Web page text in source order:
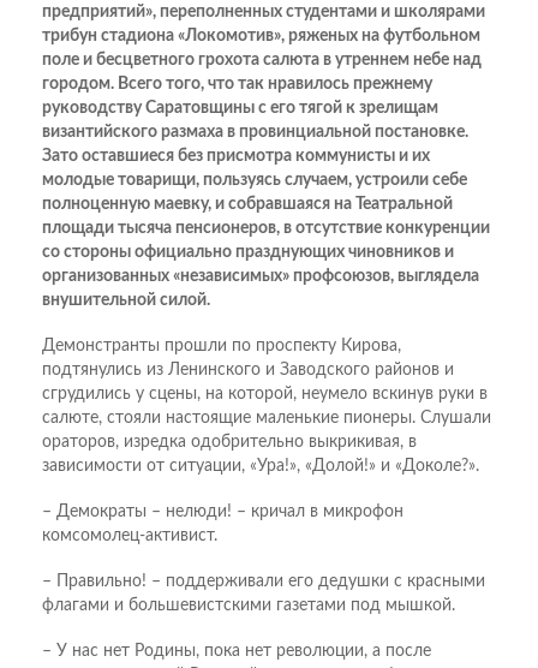
предприятий», переполненных студентами и школярами
трибун стадиона «Локомотив», ряженых на футбольном
поле и бесцветного грохота салюта в утреннем небе над
городом. Всего того, что так нравилось прежнему
руководству Саратовщины с его тягой к зрелищам
византийского размаха в провинциальной постановке.
Зато оставшиеся без присмотра коммунисты и их
молодые товарищи, пользуясь случаем, устроили себе
полноценную маевку, и собравшаяся на Театральной
площади тысяча пенсионеров, в отсутствие конкуренции
со стороны официально празднующих чиновников и
организованных «независимых» профсоюзов, выглядела
внушительной силой.
Демонстранты прошли по проспекту Кирова,
подтянулись из Ленинского и Заводского районов и
сгрудились у сцены, на которой, неумело вскинув руки в
салюте, стояли настоящие маленькие пионеры. Слушали
ораторов, изредка одобрительно выкрикивая, в
зависимости от ситуации, «Ура!», «Долой!» и «Доколе?».
– Демократы – нелюди! – кричал в микрофон
комсомолец-активист.
– Правильно! – поддерживали его дедушки с красными
флагами и большевистскими газетами под мышкой.
– У нас нет Родины, пока нет революции, а после